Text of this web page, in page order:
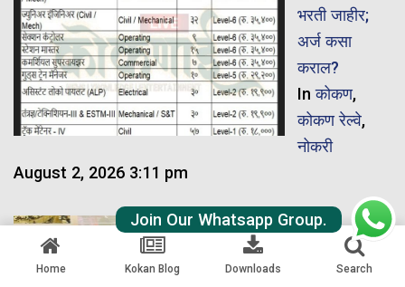
भरती जाहीर;
अर्ज कसा
कराल?
Inकोकण,
कोकण रेल्वे,
नोकरी
August 2, 2026 3:11 pm
कोकण
रेल्वेसंबंधी विविध
मागण्यांसाठी
Home Kokan Blog Downloads Search
Join Our Whatsapp Group.